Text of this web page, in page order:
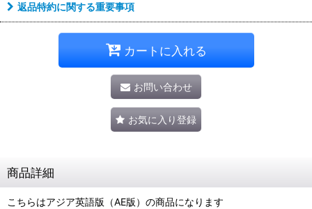
返品特約に関する重要事項
カートに入れる
お問い合わせ
お気に入り登録
商品詳細
こちらはアジア英語版（AE版）の商品になります